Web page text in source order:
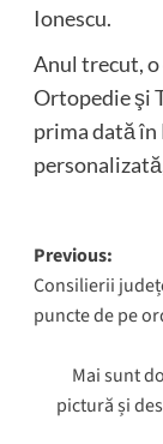
Ionescu.
Anul trecut, o
Ortopedie şi
prima dată în
Post
Previous:
Consilierii
puncte de pe
Mai sunt
pictură și